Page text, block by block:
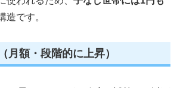
造です。
月額・段階的に上昇）